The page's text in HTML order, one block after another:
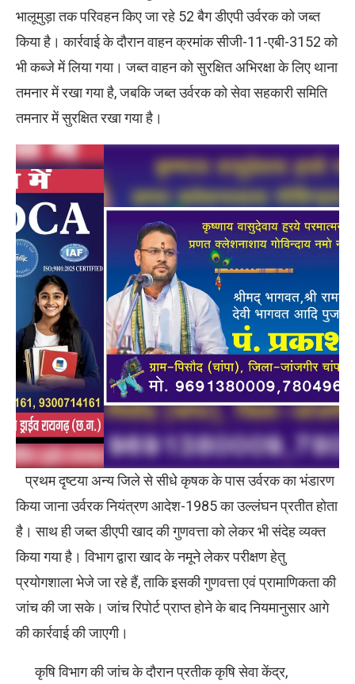
भालूमुड़ा तक परिवहन किए जा रहे 52 बैग डीएपी उर्वरक को जब्त
किया है। कार्रवाई के दौरान वाहन क्रमांक सीजी-11-एबी-3152 को
भी कब्जे में लिया गया। जब्त वाहन को सुरक्षित अभिरक्षा के लिए थाना
तमनार में रखा गया है, जबकि जब्त उर्वरक को सेवा सहकारी समिति
तमनार में सुरक्षित रखा गया है।
प्रथम दृष्टया अन्य जिले से सीधे कृषक के पास उर्वरक का भंडारण
किया जाना उर्वरक नियंत्रण आदेश-1985 का उल्लंघन प्रतीत होता
है। साथ ही जब्त डीएपी खाद की गुणवत्ता को लेकर भी संदेह व्यक्त
किया गया है। विभाग द्वारा खाद के नमूने लेकर परीक्षण हेतु
प्रयोगशाला भेजे जा रहे हैं, ताकि इसकी गुणवत्ता एवं प्रामाणिकता की
जांच की जा सके। जांच रिपोर्ट प्राप्त होने के बाद नियमानुसार आगे
की कार्रवाई की जाएगी।
कृषि विभाग की जांच के दौरान प्रतीक कृषि सेवा केंद्र,